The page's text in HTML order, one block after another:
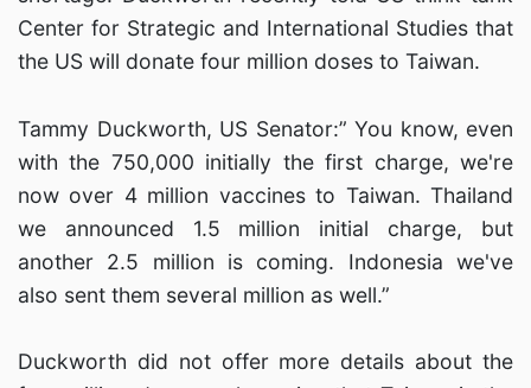
Center for Strategic and International Studies that
the US will donate four million doses to Taiwan.
Tammy Duckworth, US Senator:” You know, even
with the 750,000 initially the first charge, we're
now over 4 million vaccines to Taiwan. Thailand
we announced 1.5 million initial charge, but
another 2.5 million is coming. Indonesia we've
also sent them several million as well.”
Duckworth did not offer more details about the